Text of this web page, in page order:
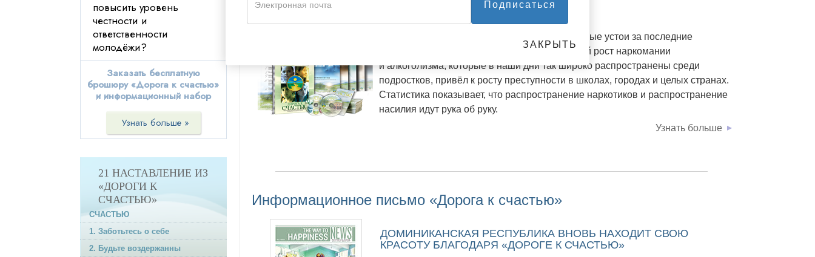
верования других
19. Старайтесь не делать
другим того, чего вы не
20. Старайтесь поступать
с другими так же, как вы
хотели бы, чтобы они
21. Процветайте и
преуспевайте
Узнать о наших материалах для учителя
Никто не станет спорить с тем, что нравственные устои за последние
десятилетия пришли в упадок. Стремительный рост наркомании
и алкоголизма, которые в наши дни так широко распространены среди
подростков, привёл к росту преступности в школах, городах и целых странах.
Статистика показывает, что распространение наркотиков и распространение
насилия идут рука об руку.
Узнать больше
Информационное письмо «Дорога к счастью»
ДОМИНИКАНСКАЯ РЕСПУБЛИКА ВНОВЬ НАХОДИТ СВОЮ
КРАСОТУ БЛАГОДАРЯ «ДОРОГЕ К СЧАСТЬЮ»
Подписаться
ЗАКРЫТЬ
повысить уровень
честности и
ответственности
молодёжи?
Заказать бесплатную
брошюру «Дорога к счастью»
и информационный набор
Узнать больше »
21 НАСТАВЛЕНИЕ ИЗ
«ДОРОГИ К
СЧАСТЬЮ»
СЧАСТЬЮ
1. Заботьтесь о себе
2. Будьте воздержанны